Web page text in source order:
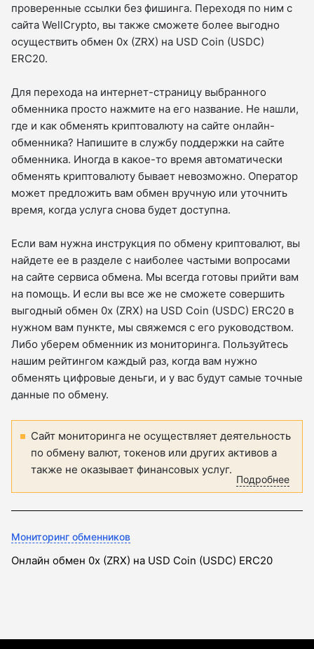
проверенные ссылки без фишинга. Переходя по ним с
сайта WellCrypto, вы также сможете более выгодно
осуществить обмен 0x (ZRX) на USD Coin (USDC)
ERC20.
Для перехода на интернет-страницу выбранного
обменника просто нажмите на его название. Не нашли,
где и как обменять криптовалюту на сайте онлайн-
обменника? Напишите в службу поддержки на сайте
обменника. Иногда в какое-то время автоматически
обменять криптовалюту бывает невозможно. Оператор
может предложить вам обмен вручную или уточнить
время, когда услуга снова будет доступна.
Если вам нужна инструкция по обмену криптовалют, вы
найдете ее в разделе с наиболее частыми вопросами
на сайте сервиса обмена. Мы всегда готовы прийти вам
на помощь. И если вы все же не сможете совершить
выгодный обмен 0x (ZRX) на USD Coin (USDC) ERC20 в
нужном вам пункте, мы свяжемся с его руководством.
Либо уберем обменник из мониторинга. Пользуйтесь
нашим рейтингом каждый раз, когда вам нужно
обменять цифровые деньги, и у вас будут самые точные
данные по обмену.
Сайт мониторинга не осуществляет деятельность
по обмену валют, токенов или других активов а
также не оказывает финансовых услуг.
Подробнее
Мониторинг обменников
Онлайн обмен 0x (ZRX) на USD Coin (USDC) ERC20